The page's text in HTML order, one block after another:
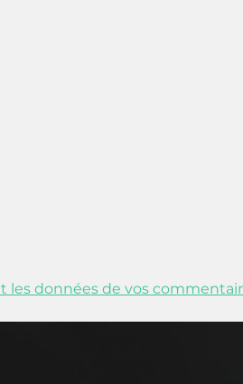
les données de vos